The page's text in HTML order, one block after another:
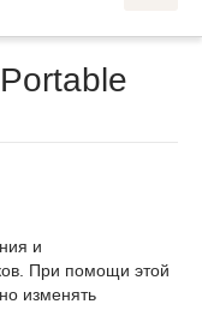
и
При помощи этой
изменять